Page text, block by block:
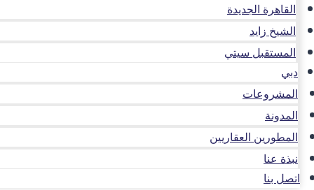
القاهرة الجديدة
الشيخ زايد
المستقبل سيتي
دبي
المشروعات
المدونة
المطورين العقاريين
نبذة عنا
اتصل بنا